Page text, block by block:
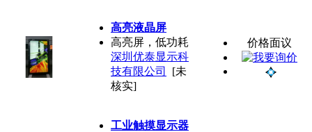
高亮液晶屏
高亮屏，低功耗
深圳优泰显示科
技有限公司
[未
核实]
价格面议
工业触摸显示器